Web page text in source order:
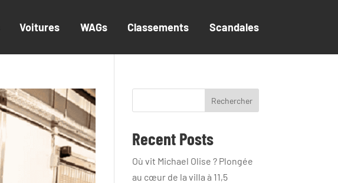
Voitures WAGs Classements Scandales
Rechercher
Recent Posts
Où vit Michael Olise ? Plongée
au cœur de la villa à 11,5